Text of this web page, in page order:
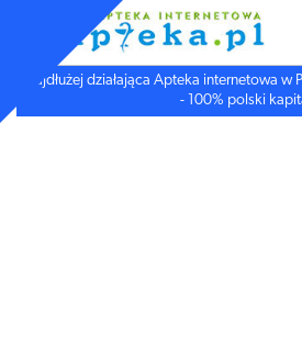
Najdłużej działająca Apteka internetowa
- 100% polski